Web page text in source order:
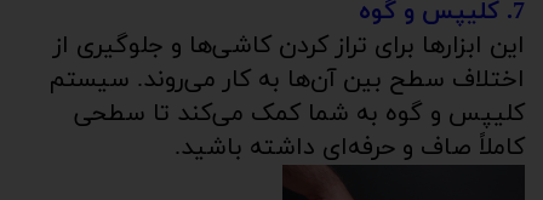
7. کلیپس و گوه
این ابزارها برای تراز کردن کاشی‌ها و جلوگیری از
اختلاف سطح بین آن‌ها به کار می‌روند. سیستم
کلیپس و گوه به شما کمک می‌کند تا سطحی
کاملاً صاف و حرفه‌ای داشته باشید.